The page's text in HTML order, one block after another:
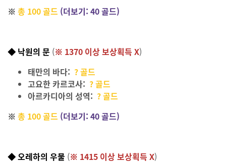
※ 총 100 골드 (더보기: 40 골드)
◆ 낙원의 문 (※ 1370 이상 보상획득 X)
태만의 바다: ? 골드
고요한 카르코사: ? 골드
아르카디아의 성역: ? 골드
※ 총 100 골드 (더보기: 40 골드)
◆ 오레하의 우물 (※ 1415 이상 보상획득 X)